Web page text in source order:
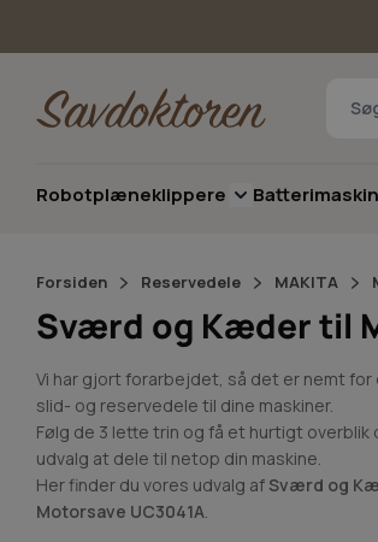
Robotplæneklippere Toggle
Forsiden Reservedele MAKITA
Sværd og Kæder til
Vi har gjort forarbejdet, så det er nemt
slid- og reservedele til dine maskiner.
Følg de 3 lette trin og få et hurtigt overblik
udvalg at dele til netop din maskine.
Her finder du vores udvalg af Sværd og
Motorsave UC3041A.